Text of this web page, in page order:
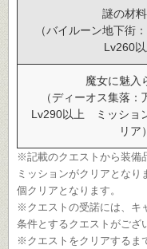
謎の材
（バイルーン地下
Lv260以
魔女に魅入
（ディーオス集落
Lv290以上 ミッショ
リア）
※記載のクエストから装備
ミッションがクリアとな
個クリアとなります。
※クエストの受諾には、キ
条件とするクエストがござ
※クエストをクリアするま